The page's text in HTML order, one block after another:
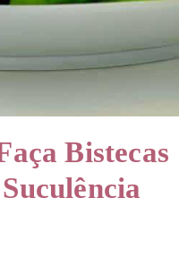
Bistecas